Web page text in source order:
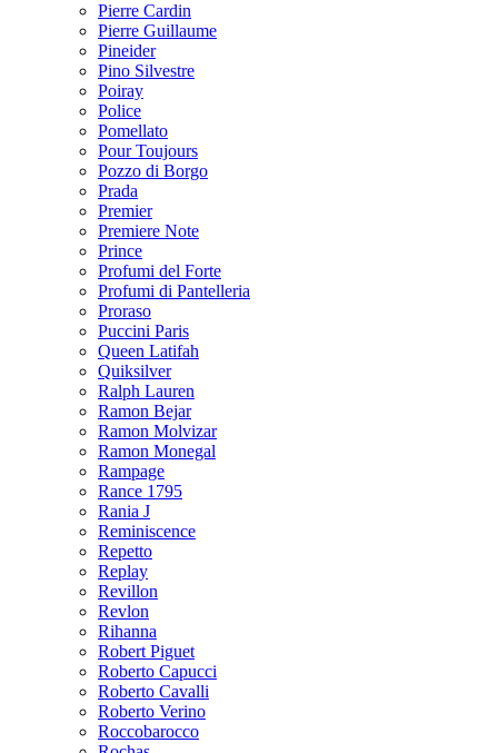
Pierre Cardin
Pierre Guillaume
Pineider
Pino Silvestre
Poiray
Police
Pomellato
Pour Toujours
Pozzo di Borgo
Prada
Premier
Premiere Note
Prince
Profumi del Forte
Profumi di Pantelleria
Proraso
Puccini Paris
Queen Latifah
Quiksilver
Ralph Lauren
Ramon Bejar
Ramon Molvizar
Ramon Monegal
Rampage
Rance 1795
Rania J
Reminiscence
Repetto
Replay
Revillon
Revlon
Rihanna
Robert Piguet
Roberto Capucci
Roberto Cavalli
Roberto Verino
Roccobarocco